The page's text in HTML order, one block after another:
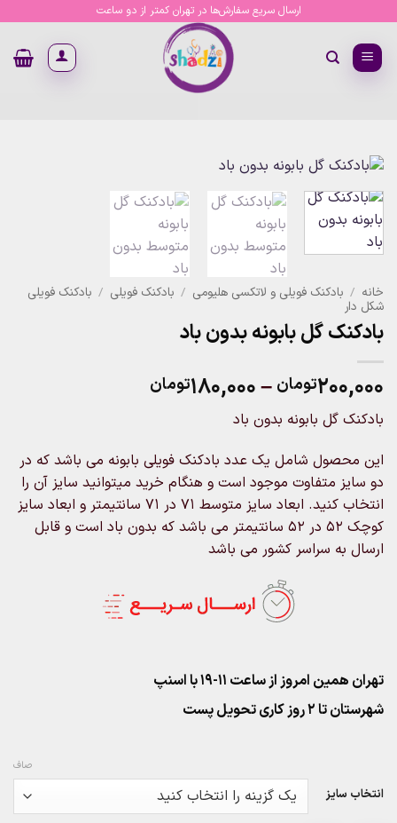
content
ارسال سریع سفارش‌ها در تهران کمتر از دو ساعت
خانه / بادکنک فویلی و لاتکسی هلیومی / بادکنک فویلی / بادکنک فویلی
شکل دار
بادکنک گل بابونه بدون باد
۲۰۰,۰۰۰تومان –۱۸۰,۰۰۰تومان
through
۲۰۰,۰۰۰تومان
بادکنک گل بابونه بدون باد
این محصول شامل یک عدد بادکنک فویلی بابونه می باشد که در
دو سایز متفاوت موجود است و هنگام خرید میتوانید سایز آن را
انتخاب کنید. ابعاد سایز متوسط 71 در 71 سانتیمتر و ابعاد سایز
کوچک 52 در 52 سانتیمتر می باشد که بدون باد است و قابل
ارسال به سراسر کشور می باشد
تهران همین امروز از ساعت ۱۱-۱۹ با اسنپ
شهرستان تا 2 روز کاری تحویل پست
انتخاب سایز
صاف